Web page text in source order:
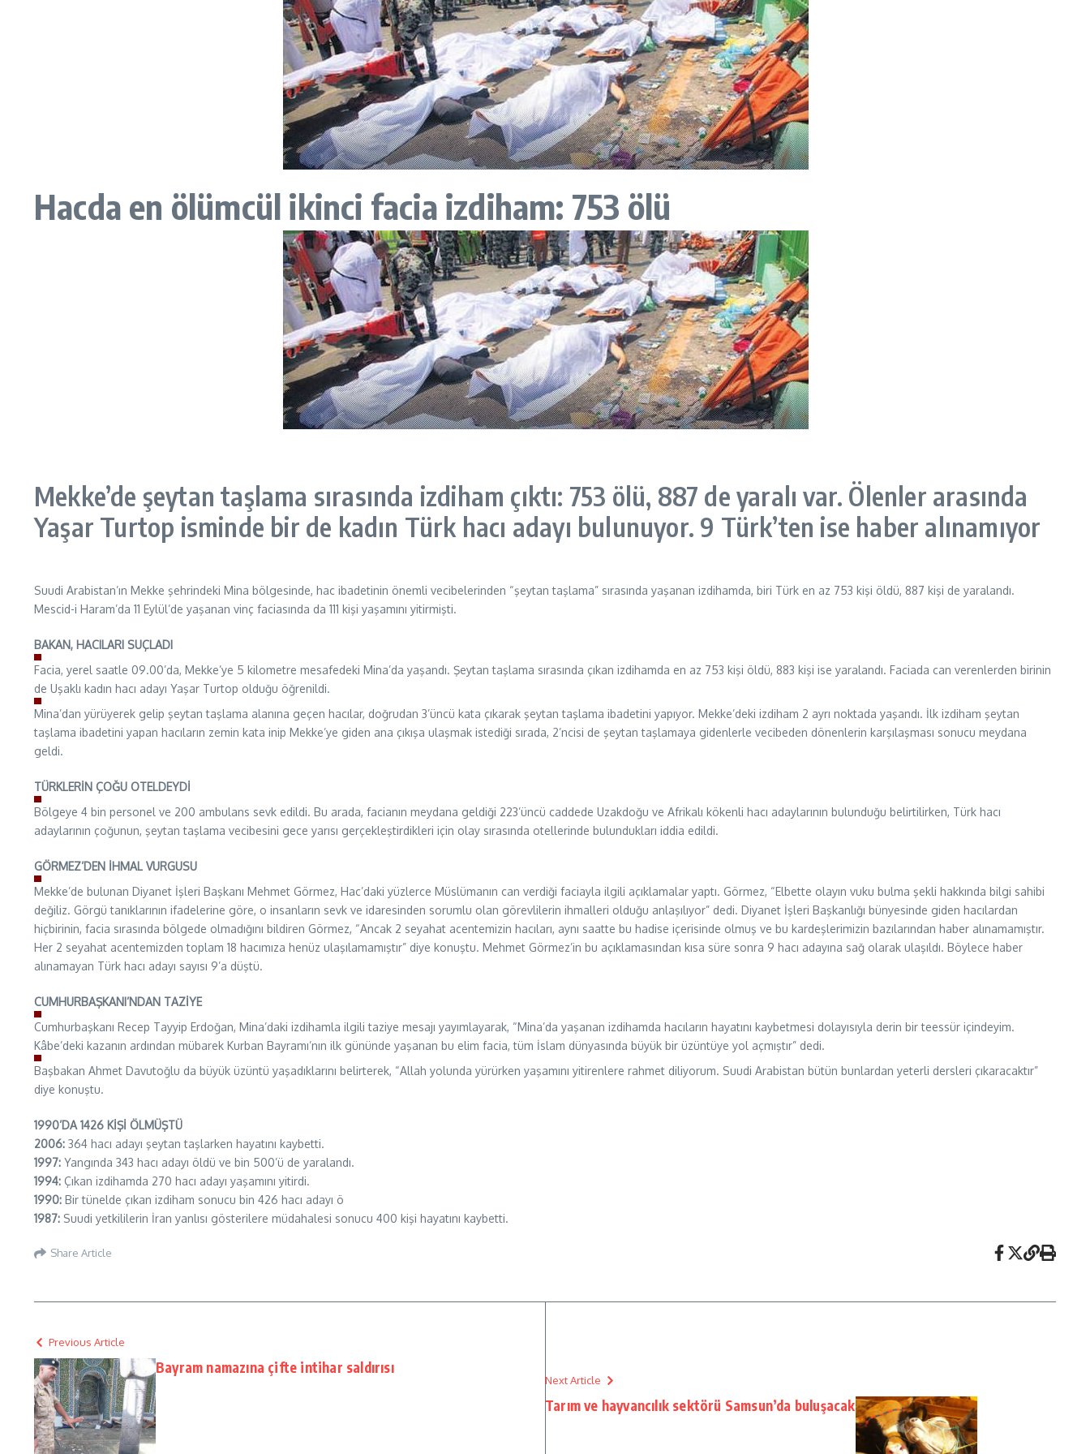
Hacda en ölümcül ikinci facia izdiham: 753 ölü
Mekke’de şeytan taşlama sırasında izdiham çıktı: 753 ölü, 887 de yaralı var. Ölenler arasında
Yaşar Turtop isminde bir de kadın Türk hacı adayı bulunuyor. 9 Türk’ten ise haber alınamıyor
Suudi Arabistan’ın Mekke şehrindeki Mina bölgesinde, hac ibadetinin önemli vecibelerinden “şeytan taşlama” sırasında yaşanan izdihamda, biri Türk en az 753 kişi öldü, 887 kişi de yaralandı.
Mescid-i Haram’da 11 Eylül’de yaşanan vinç faciasında da 111 kişi yaşamını yitirmişti.
BAKAN, HACILARI SUÇLADI
Facia, yerel saatle 09.00’da, Mekke’ye 5 kilometre mesafedeki Mina’da yaşandı. Şeytan taşlama sırasında çıkan izdihamda en az 753 kişi öldü, 883 kişi ise yaralandı. Faciada can verenlerden birinin
de Uşaklı kadın hacı adayı Yaşar Turtop olduğu öğrenildi.
Mina’dan yürüyerek gelip şeytan taşlama alanına geçen hacılar, doğrudan 3’üncü kata çıkarak şeytan taşlama ibadetini yapıyor. Mekke’deki izdiham 2 ayrı noktada yaşandı. İlk izdiham şeytan
taşlama ibadetini yapan hacıların zemin kata inip Mekke’ye giden ana çıkışa ulaşmak istediği sırada, 2’ncisi de şeytan taşlamaya gidenlerle vecibeden dönenlerin karşılaşması sonucu meydana
geldi.
TÜRKLERİN ÇOĞU OTELDEYDİ
Bölgeye 4 bin personel ve 200 ambulans sevk edildi. Bu arada, facianın meydana geldiği 223’üncü caddede Uzakdoğu ve Afrikalı kökenli hacı adaylarının bulunduğu belirtilirken, Türk hacı
adaylarının çoğunun, şeytan taşlama vecibesini gece yarısı gerçekleştirdikleri için olay sırasında otellerinde bulundukları iddia edildi.
GÖRMEZ’DEN İHMAL VURGUSU
Mekke’de bulunan Diyanet İşleri Başkanı Mehmet Görmez, Hac’daki yüzlerce Müslümanın can verdiği faciayla ilgili açıklamalar yaptı. Görmez, “Elbette olayın vuku bulma şekli hakkında bilgi sahibi
değiliz. Görgü tanıklarının ifadelerine göre, o insanların sevk ve idaresinden sorumlu olan görevlilerin ihmalleri olduğu anlaşılıyor” dedi. Diyanet İşleri Başkanlığı bünyesinde giden hacılardan
hiçbirinin, facia sırasında bölgede olmadığını bildiren Görmez, “Ancak 2 seyahat acentemizin hacıları, aynı saatte bu hadise içerisinde olmuş ve bu kardeşlerimizin bazılarından haber alınamamıştır.
Her 2 seyahat acentemizden toplam 18 hacımıza henüz ulaşılamamıştır” diye konuştu. Mehmet Görmez’in bu açıklamasından kısa süre sonra 9 hacı adayına sağ olarak ulaşıldı. Böylece haber
alınamayan Türk hacı adayı sayısı 9’a düştü.
CUMHURBAŞKANI’NDAN TAZİYE
Cumhurbaşkanı Recep Tayyip Erdoğan, Mina’daki izdihamla ilgili taziye mesajı yayımlayarak, “Mina’da yaşanan izdihamda hacıların hayatını kaybetmesi dolayısıyla derin bir teessür içindeyim.
Kâbe’deki kazanın ardından mübarek Kurban Bayramı’nın ilk gününde yaşanan bu elim facia, tüm İslam dünyasında büyük bir üzüntüye yol açmıştır” dedi.
Başbakan Ahmet Davutoğlu da büyük üzüntü yaşadıklarını belirterek, “Allah yolunda yürürken yaşamını yitirenlere rahmet diliyorum. Suudi Arabistan bütün bunlardan yeterli dersleri çıkaracaktır”
diye konuştu.
1990’DA 1426 KİŞİ ÖLMÜŞTÜ
2006: 364 hacı adayı şeytan taşlarken hayatını kaybetti.
1997: Yangında 343 hacı adayı öldü ve bin 500’ü de yaralandı.
1994: Çıkan izdihamda 270 hacı adayı yaşamını yitirdi.
1990: Bir tünelde çıkan izdiham sonucu bin 426 hacı adayı ö
1987: Suudi yetkililerin İran yanlısı gösterilere müdahalesi sonucu 400 kişi hayatını kaybetti.
Share Article
Previous Article
Bayram namazına çifte intihar saldırısı
Next Article
Tarım ve hayvancılık sektörü Samsun’da buluşacak